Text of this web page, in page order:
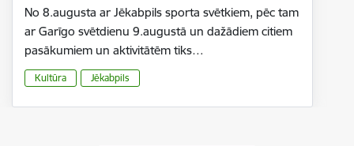
No 8.augusta ar Jēkabpils sporta svētkiem, pēc tam
ar Garīgo svētdienu 9.augustā un dažādiem citiem
pasākumiem un aktivitātēm tiks…
Kultūra Jēkabpils